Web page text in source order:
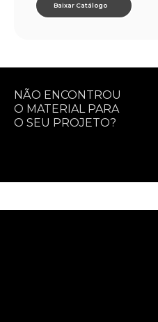
Baixar Catálogo
NÃO ENCONTROU
O MATERIAL PARA
O SEU PROJETO?